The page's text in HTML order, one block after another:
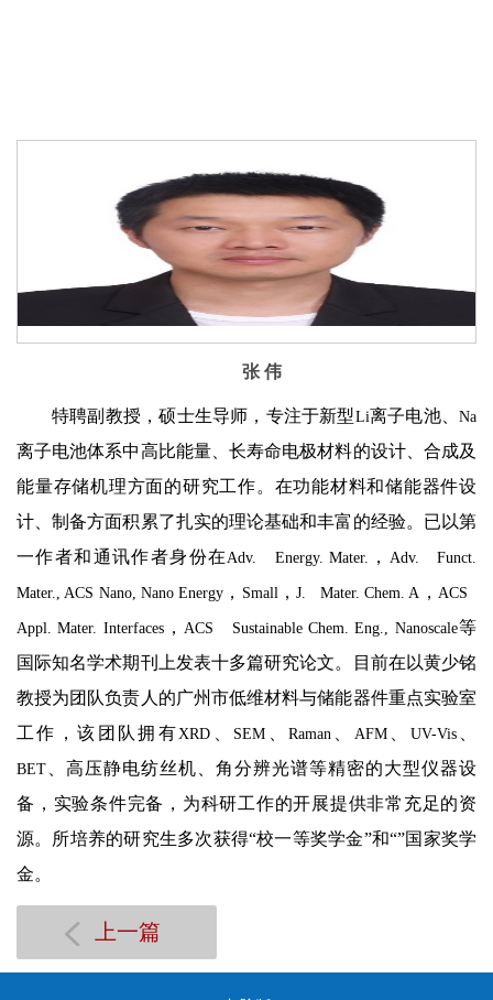
张 伟
特聘副教授，硕士生导师，专注于新型Li离子电池、Na
离子电池体系中高比能量、长寿命电极材料的设计、合成及
能量存储机理方面的研究工作。在功能材料和储能器件设
计、制备方面积累了扎实的理论基础和丰富的经验。已以第
一作者和通讯作者身份在 Adv. Energy. Mater. ， Adv. Funct.
Mater., ACS Nano, Nano Energy ， Small ， J. Mater. Chem. A ， ACS
Appl. Mater. Interfaces， ACS Sustainable Chem. Eng., Nanoscale等
国际知名学术期刊上发表十多篇研究论文。目前在以黄少铭
教授为团队负责人的广州市低维材料与储能器件重点实验室
工作，该团队拥有XRD SEM Raman AFM、 UV-Vis、
BET 、高压静电纺丝机、角分辨光谱等精密的大型仪器设
备，实验条件完备，为科研工作的开展提供非常充足的资
源。所培养的研究生多次获得“校一等奖学金”和“”国家奖学
金。
上一篇